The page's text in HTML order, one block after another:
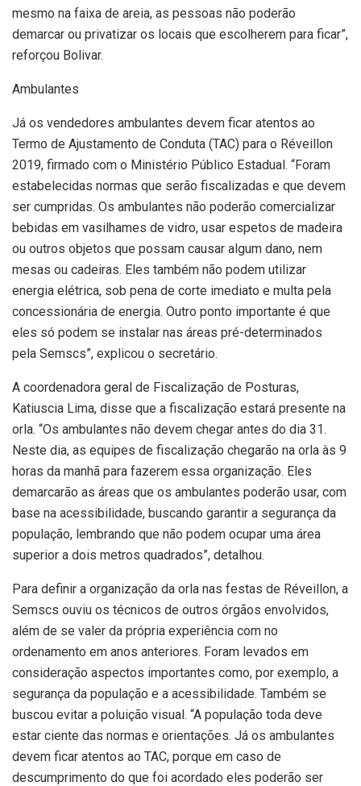
mesmo na faixa de areia, as pessoas não poderão
demarcar ou privatizar os locais que escolherem para ficar”,
reforçou Bolivar.
Ambulantes
Já os vendedores ambulantes devem ficar atentos ao
Termo de Ajustamento de Conduta (TAC) para o Réveillon
2019, firmado com o Ministério Público Estadual. “Foram
estabelecidas normas que serão fiscalizadas e que devem
ser cumpridas. Os ambulantes não poderão comercializar
bebidas em vasilhames de vidro, usar espetos de madeira
ou outros objetos que possam causar algum dano, nem
mesas ou cadeiras. Eles também não podem utilizar
energia elétrica, sob pena de corte imediato e multa pela
concessionária de energia. Outro ponto importante é que
eles só podem se instalar nas áreas pré-determinados
pela Semscs”, explicou o secretário.
A coordenadora geral de Fiscalização de Posturas,
Katiuscia Lima, disse que a fiscalização estará presente na
orla. “Os ambulantes não devem chegar antes do dia 31.
Neste dia, as equipes de fiscalização chegarão na orla às 9
horas da manhã para fazerem essa organização. Eles
demarcarão as áreas que os ambulantes poderão usar, com
base na acessibilidade, buscando garantir a segurança da
população, lembrando que não podem ocupar uma área
superior a dois metros quadrados”, detalhou.
Para definir a organização da orla nas festas de Réveillon, a
Semscs ouviu os técnicos de outros órgãos envolvidos,
além de se valer da própria experiência com no
ordenamento em anos anteriores. Foram levados em
consideração aspectos importantes como, por exemplo, a
segurança da população e a acessibilidade. Também se
buscou evitar a poluição visual. “A população toda deve
estar ciente das normas e orientações. Já os ambulantes
devem ficar atentos ao TAC, porque em caso de
descumprimento do que foi acordado eles poderão ser